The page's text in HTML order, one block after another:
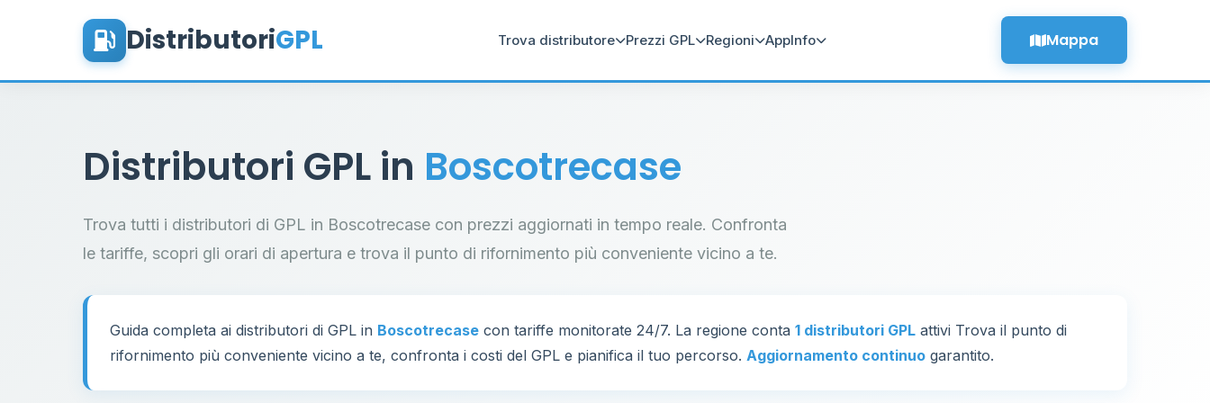
DistributoriGPL Trova distributore Prezzi GPL Regioni AppInfo Mappa
Distributori GPL in Boscotrecase
Trova tutti i distributori di GPL in Boscotrecase con prezzi aggiornati in tempo reale. Confronta
le tariffe, scopri gli orari di apertura e trova il punto di rifornimento più conveniente vicino a te.
Guida completa ai distributori di GPL in Boscotrecase con tariffe monitorate 24/7. La regione conta 1 distributori GPL attivi Trova il punto di
rifornimento più conveniente vicino a te, confronta i costi del GPL e pianifica il tuo percorso. Aggiornamento continuo garantito.